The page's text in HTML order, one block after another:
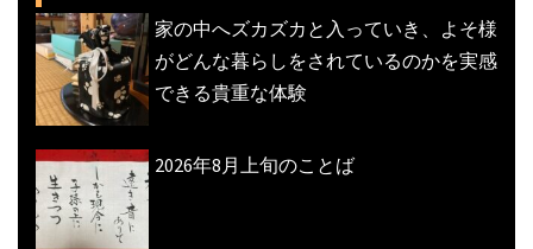
ョ
ン
家の中へズカズカと入っていき、よそ様
がどんな暮らしをされているのかを実感
できる貴重な体験
2026年8月上旬のことば